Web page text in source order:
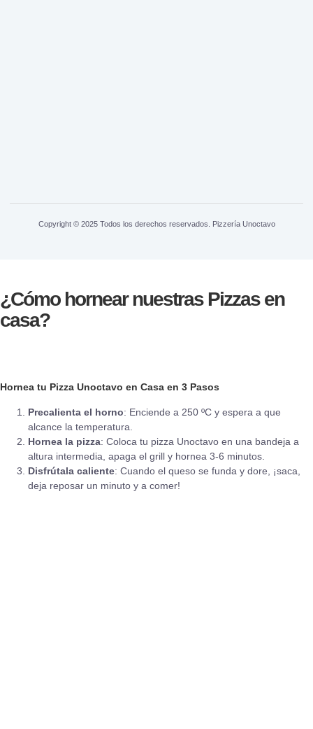
Copyright © 2025 Todos los derechos reservados. Pizzería Unoctavo
¿Cómo hornear nuestras Pizzas en
casa?
Hornea tu Pizza Unoctavo en Casa en 3 Pasos
Precalienta el horno: Enciende a 250 ºC y espera a que
alcance la temperatura.
Hornea la pizza: Coloca tu pizza Unoctavo en una bandeja a
altura intermedia, apaga el grill y hornea 3-6 minutos.
Disfrútala caliente: Cuando el queso se funda y dore, ¡saca,
deja reposar un minuto y a comer!